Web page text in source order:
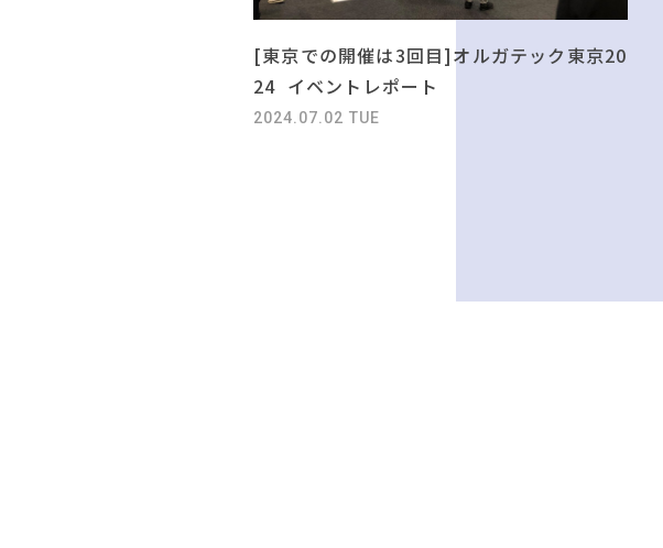
[東京での開催は3回目]オルガテック東京20
24 イベントレポート
2024.07.02 TUE